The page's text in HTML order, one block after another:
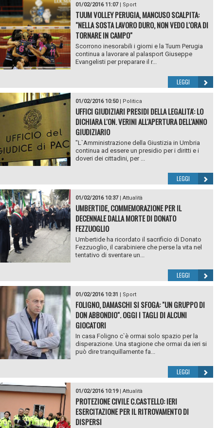
01/02/2016 11:07| Sport
TUUM VOLLEY PERUGIA, MANCUSO SCALPITA:
"NELLA SOSTA LAVORO DURO, NON VEDO L'ORA DI
TORNARE IN CAMPO"
Scorrono inesorabili i giorni e la Tuum Perugia
continua a lavorare al palasport Giuseppe
Evangelisti per preparare il r...
LEGGI
01/02/2016 10:50| Politica
UFFICI GIUDIZIARI PRESIDI DELLA LEGALITA': LO
DICHIARA L'ON. VERINI ALL'APERTURA DELL'ANNO
GIUDIZIARIO
"L`Amministrazione della Giustizia in Umbria
continua ad essere un presidio per i diritti e i
doveri dei cittadini, per ...
LEGGI
01/02/2016 10:37| Attualità
UMBERTIDE, COMMEMORAZIONE PER IL
DECENNALE DALLA MORTE DI DONATO
FEZZUOGLIO
Umbertide ha ricordato il sacrificio di Donato
Fezzuoglio, il carabiniere che perse la vita nel
tentativo di sventare un...
LEGGI
01/02/2016 10:31 | Sport
FOLIGNO, DAMASCHI SI SFOGA: "UN GRUPPO DI
DON ABBONDIO". OGGI I TAGLI DI ALCUNI
GIOCATORI
In casa Foligno c`è ormai solo spazio per la
disperazione. Una stagione che ormai da ieri si
può dire tranquillamente fa...
LEGGI
01/02/2016 10:19| Attualità
PROTEZIONE CIVILE C.CASTELLO: IERI
ESERCITAZIONE PER IL RITROVAMENTO DI
DISPERSI